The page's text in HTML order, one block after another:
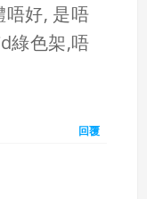
唔好, 是唔
綠色架,唔
回覆